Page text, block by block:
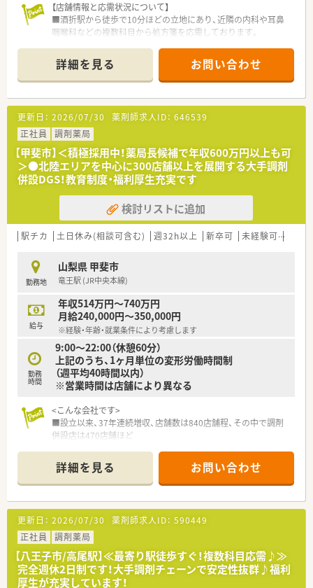
【店舗情報と応需状況について】
■酒折駅から徒歩で10分ほどの立地にあり、近隣の内科や耳鼻
咽喉科などの複数科目から処方箋を応需しております。
協力してスピーディーに業務にあたることができます。
■在宅業務は現状ございませんので、外来調剤やOTC販売といっ
た店舗内での専門業務に専念できる環境が整っております。
【法人特徴について】
■大手企業が100％出資しており、M＆Aのリスクが極めて低い
非常に盤石な経営基盤があることが大きな強みです。
■欧米型ドラッグストアを日本でいち早く展開し、調剤とOTCの
売上比率が業界トップクラスの医療重視の企業です。
■調剤オペレーションの自動化を積極的に推進しており、業務効
率化と過誤防止を追求しています。
【職場環境と雰囲気】
■社員間では役職に関係なく「さん」付けで呼び合う文化が根付
いており、非常にフラットで風通しの良い人間関係です。
として非常に整然とした働きやすい空間となっております。
■様々なサークル活動制度も用意されており、店舗の垣根を越え
て多くの仲間と交流できるアットホームな雰囲気です。
詳細を見る お問い合わせ
更新日： 2026/07/30 薬剤師求人ID： 646539
正社員
調剤薬局
【甲斐市】＜積極採用中！薬局長候補で年収600万円以上も可
＞●北陸エリアを中心に300店舗以上を展開する大手調剤
併設DGS！教育制度・福利厚生充実です
検討リストに追加
駅チカ 土日休み(相談可含む) 週32h以上 新卒可 未経験可
勤務地
山梨県 甲斐市
竜王駅 (JR中央本線)
給与
年収514万円～740万円
月給240,000円～350,000円
※経験・年齢・就業条件により考慮します
勤務
時間
9:00～22:00（休憩60分）
上記のうち、1ヶ月単位の変形労働時間制
（週平均40時間以内）
※営業時間は店舗により異なる
<こんな会社です>
■設立以来、37年連続増収、店舗数は840店舗程、その中で調剤
併設店は470店舗ほど
■経営理念としては、健康と美と衛生を通じての社会貢献を掲げ
ている会社様です
■調剤併設店は分離申請をしているため、薬局としての機能を最
大限発揮し運営しています
<働き方について>
■ライフスタイルに合わせて｢9時間勤務・8時間勤務｣のどちら
か選択が可能です！
■就業時間も薬局の営業時間に合わせている為、ライフワークバ
ランスを保つことが可能です
詳細を見る お問い合わせ
更新日： 2026/07/30 薬剤師求人ID： 590449
正社員
調剤薬局
【八王子市/高尾駅】≪最寄り駅徒歩すぐ！複数科目応需♪≫
完全週休2日制です！大手調剤チェーンで安定性抜群♪福利
厚生が充実しています！